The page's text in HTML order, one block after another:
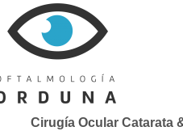
Cirugía Ocular Catarata